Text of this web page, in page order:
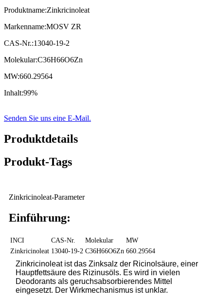
Produktname:Zinkricinoleat
Markenname:MOSV ZR
CAS-Nr.:13040-19-2
Molekular:C36H66O6Zn
MW:660.29564
Inhalt:99%
Senden Sie uns eine E-Mail.
Produktdetails
Produkt-Tags
Zinkricinoleat-Parameter
Einführung:
INCI CAS-Nr. Molekular
MW
Zinkricinoleat 13040-19-2 C36H66O6Zn 660.29564
Zinkricinoleat ist das Zinksalz der Ricinolsäure, einer
Hauptfettsäure des Rizinusöls. Es wird in vielen
Deodorants als geruchsabsorbierendes Mittel
eingesetzt. Der Wirkmechanismus ist unklar.